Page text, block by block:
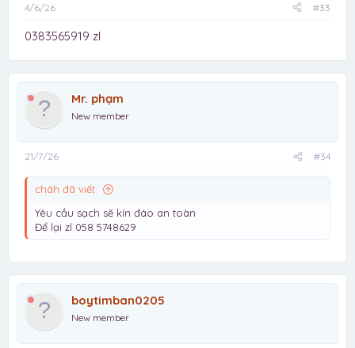
4/6/26 #33
0383565919 zl
Mr. phạm
New member
21/7/26 #34
châh đã viết:
Yêu cầu sạch sẽ kín đáo an toàn
Để lại zl 058 5748629
boytimban0205
New member